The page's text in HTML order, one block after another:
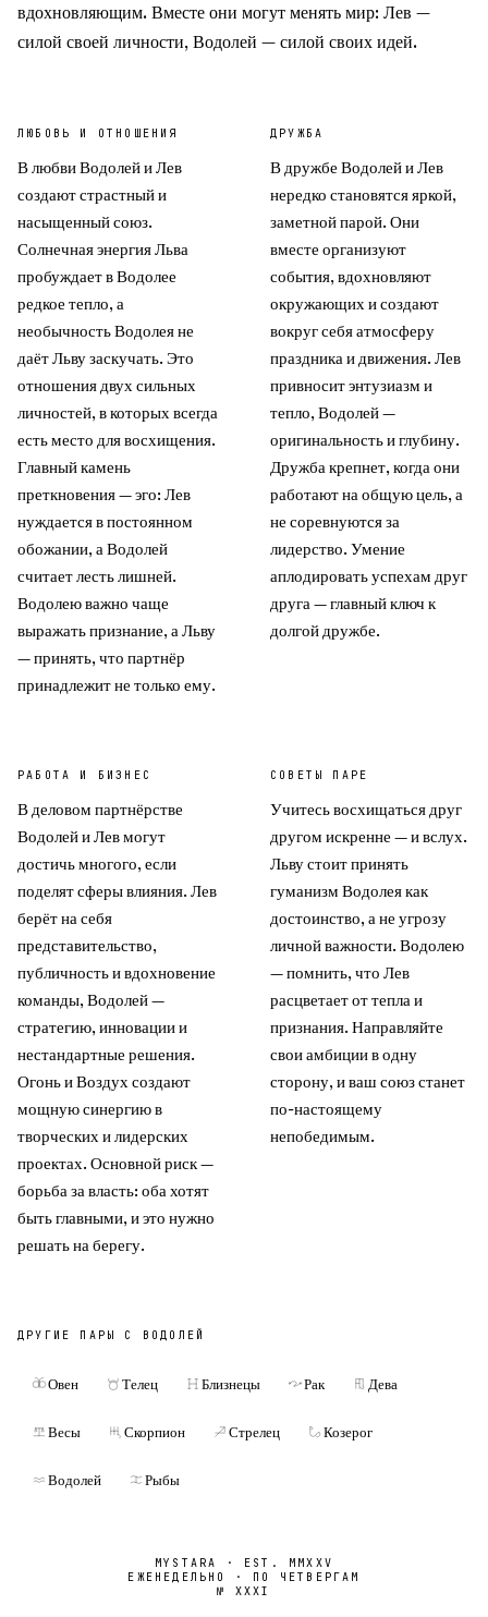
вдохновляющим. Вместе они могут менять мир: Лев —
силой своей личности, Водолей — силой своих идей.
ЛЮБОВЬ И ОТНОШЕНИЯ
В любви Водолей и Лев
создают страстный и
насыщенный союз.
Солнечная энергия Льва
пробуждает в Водолее
редкое тепло, а
необычность Водолея не
даёт Льву заскучать. Это
отношения двух сильных
личностей, в которых всегда
есть место для восхищения.
Главный камень
преткновения — эго: Лев
нуждается в постоянном
обожании, а Водолей
считает лесть лишней.
Водолею важно чаще
выражать признание, а Льву
— принять, что партнёр
принадлежит не только ему.
ДРУЖБА
В дружбе Водолей и Лев
нередко становятся яркой,
заметной парой. Они
вместе организуют
события, вдохновляют
окружающих и создают
вокруг себя атмосферу
праздника и движения. Лев
привносит энтузиазм и
тепло, Водолей —
оригинальность и глубину.
Дружба крепнет, когда они
работают на общую цель, а
не соревнуются за
лидерство. Умение
аплодировать успехам друг
друга — главный ключ к
долгой дружбе.
РАБОТА И БИЗНЕС
В деловом партнёрстве
Водолей и Лев могут
достичь многого, если
поделят сферы влияния. Лев
берёт на себя
представительство,
публичность и вдохновение
команды, Водолей —
стратегию, инновации и
нестандартные решения.
Огонь и Воздух создают
мощную синергию в
творческих и лидерских
проектах. Основной риск —
борьба за власть: оба хотят
быть главными, и это нужно
решать на берегу.
СОВЕТЫ ПАРЕ
Учитесь восхищаться друг
другом искренне — и вслух.
Льву стоит принять
гуманизм Водолея как
достоинство, а не угрозу
личной важности. Водолею
— помнить, что Лев
расцветает от тепла и
признания. Направляйте
свои амбиции в одну
сторону, и ваш союз станет
по-настоящему
непобедимым.
ДРУГИЕ ПАРЫ С ВОДОЛЕЙ
Овен Телец Близнецы Рак Дева
Весы Скорпион Стрелец Козерог
Водолей Рыбы
MYSTARA · EST. MMXXV
ЕЖЕНЕДЕЛЬНО · ПО ЧЕТВЕРГАМ
№ XXXI